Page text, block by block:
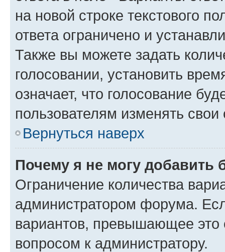
на новой строке текстового
ответа ограничено и
Также вы можете задать
голосовании, установить
означает, что голосование
пользователям изменять свои
Вернуться наверх
Почему я не могу добавить
Ограничение количества
администратором форума.
вариантов, превышающее это
вопросом к администратору.